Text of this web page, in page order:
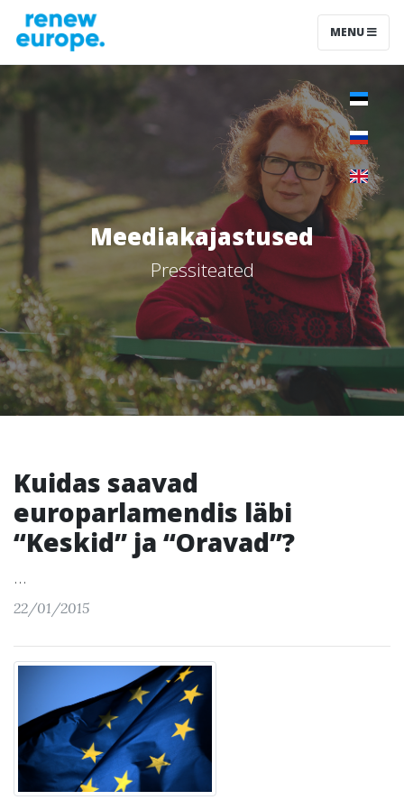
MENU
Meediakajastused
Pressiteated
Kuidas saavad
europarlamendis läbi
“Keskid” ja “Oravad”?
...
22/01/2015